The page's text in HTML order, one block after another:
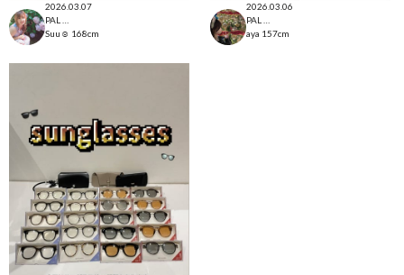
2026.03.07
Suu☺︎ 168cm
2026.03.06
aya 157cm